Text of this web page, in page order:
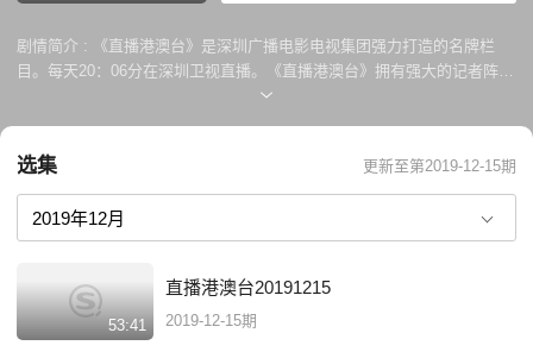
剧情简介 :
《直播港澳台》是深圳广播电影电视集团强力打造的名牌栏
目。每天20：06分在深圳卫视直播。《直播港澳台》拥有强大的记者阵
容，深入港澳台新闻现场；邀请重量级港台名嘴，剖析两岸时事风云；携
互补，彰显信息整合优势。
选集 更新至第2019-12-15期
53:41
直播港澳台20191215
2019-12-15期